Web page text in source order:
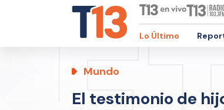
Lo Último
Mundo
El testimonio de